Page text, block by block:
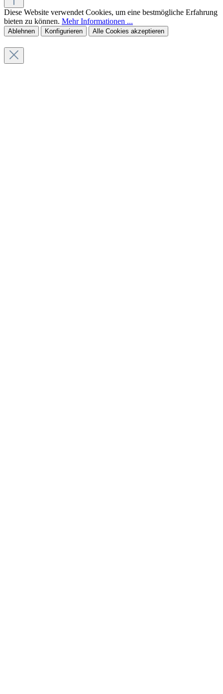
Diese Website verwendet Cookies, um eine bestmögliche Erfahrung
bieten zu können. Mehr Informationen ...
Ablehnen Konfigurieren Alle Cookies akzeptieren